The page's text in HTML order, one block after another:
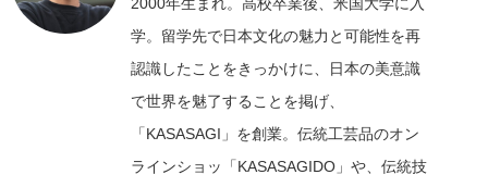
2000年生まれ。高校卒業後、米国大学に入
学。留学先で日本文化の魅力と可能性を再
認識したことをきっかけに、日本の美意識
で世界を魅了することを掲げ、
「KASASAGI」を創業。伝統工芸品のオン
ラインショッ「KASASAGIDO」や、伝統技